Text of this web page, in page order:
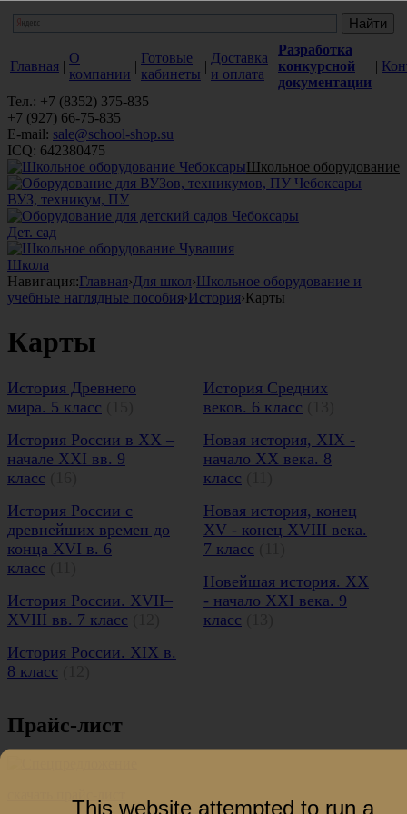
Главная |
О
компании
|
Готовые
кабинеты
|
Доставка
и оплата
|
Разработка
конкурсной
документации
|
Тел.: +7 (8352) 375-835
+7 (927) 66-75-835
E-mail: sale@school-shop.su
ICQ: 642380475
Школьное оборудование
ВУЗ, техникум, ПУ
Дет. сад
Школа
Навигация:Главная›Для школ›Школьное оборудование и
учебные наглядные пособия›История›Карты
Карты
История Древнего
мира. 5 класс
История России в XX –
начале XXI вв. 9
класс
История России с
древнейших времен до
конца XVI в. 6
класс
История России. XVII–
XVIII вв. 7 класс
История России. XIX в.
8 класс
История Средних
веков. 6 класс
Новая история, XIX -
начало XX века. 8
класс
Новая история, конец
XV - конец XVIII века.
7 класс
Новейшая история. XX
- начало XXI века. 9
класс
Прайс-лист
This website attempted to run a